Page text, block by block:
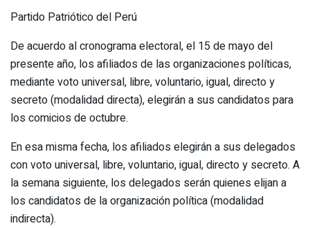
Partido Patriótico del Perú
De acuerdo al cronograma electoral, el 15 de mayo del
presente año, los afiliados de las organizaciones políticas,
mediante voto universal, libre, voluntario, igual, directo y
secreto (modalidad directa), elegirán a sus candidatos para
los comicios de octubre.
En esa misma fecha, los afiliados elegirán a sus delegados
con voto universal, libre, voluntario, igual, directo y secreto. A
la semana siguiente, los delegados serán quienes elijan a
los candidatos de la organización política (modalidad
indirecta).